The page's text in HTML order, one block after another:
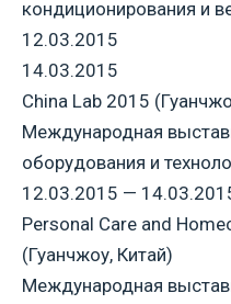
кондиционирования и
12.03.2015
14.03.2015
China Lab 2015
Международная
оборудования и
12.03.2015 —
Personal Care and
(Гуанчжоу, Китай)
Международная